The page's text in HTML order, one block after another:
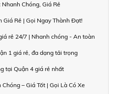
Chóng, Giá Rẻ
Giá Rẻ | Gọi Ngay Thành Đạt!
rẻ 24/7 | Nhanh chóng - An toàn
1 giá rẻ, đa dạng tải trọng
tại Quận 4 giá rẻ nhất
– Giá Tốt | Gọi Là Có Xe